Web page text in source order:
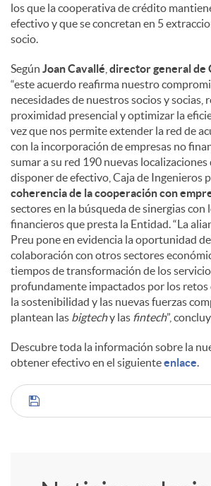
los que la cooperativa de crédito
efectivo y que se concretan en 5
socio.
Según Joan Cavallé director general de
“este acuerdo reafirma nuestro
necesidades de nuestros socios y socias,
proximidad presencial y optimizar la
vez que nos permite extender la red de
con la incorporación de empresas no
sumar a su red 190 nuevas localizaciones
disponer de efectivo, Caja de Ingenieros
coherencia de la cooperación con
sectores en la búsqueda de sinergias con
financieros que presta la Entidad. “La
Preu pone en evidencia la oportunidad
colaboración con otros sectores
tiempos de transformación de los
profundamente impactados por los retos
la sostenibilidad y las nuevas fuerzas
plantean las bigtechy las fintech”,
Descubre toda la información sobre la
obtener efectivo en el siguienteenlace.
C